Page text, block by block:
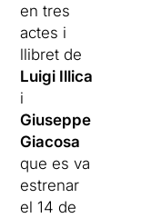
en tres
actes i
llibret de
Luigi Illica
i
Giuseppe
Giacosa
que es va
estrenar
el 14 de